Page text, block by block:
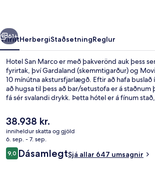
Næsta
61+
YfirlitHerbergiStaðsetningReglur
Hotel San Marco er með þakverönd auk þess
fyrirtak, því Gardaland (skemmtigarður) og
10 mínútna akstursfjarlægð. Eftir að hafa
að hugsa til þess að bar/setustofa er á
fá sér svalandi drykk. Þetta hótel er á fínum
helstu kosta gististaðarins sé hjálpsamt starfsfólk.
Núverandi
verð
er
38.938 kr.
38.938 kr.
inniheldur skatta og gjöld
6. sep. - 7. sep.
Umsagnir
9,09,0 af 10
DásamlegtSjá allar 647 umsagnir